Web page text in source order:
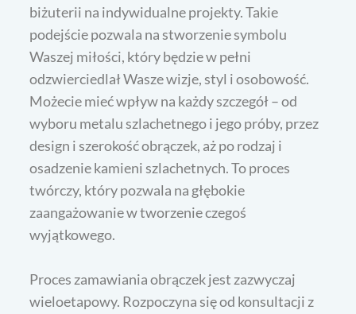
biżuterii na indywidualne projekty. Takie
podejście pozwala na stworzenie symbolu
Waszej miłości, który będzie w pełni
odzwierciedlał Wasze wizje, styl i osobowość.
Możecie mieć wpływ na każdy szczegół – od
wyboru metalu szlachetnego i jego próby, przez
design i szerokość obrączek, aż po rodzaj i
osadzenie kamieni szlachetnych. To proces
twórczy, który pozwala na głębokie
zaangażowanie w tworzenie czegoś
wyjątkowego.
Proces zamawiania obrączek jest zazwyczaj
wieloetapowy. Rozpoczyna się od konsultacji z